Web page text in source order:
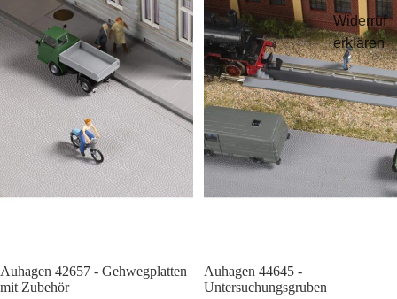
Widerruf
erklären
Auhagen 42657 - Gehwegplatten
mit Zubehör
Sale
Auhagen 44645 -
Untersuchungsgruben